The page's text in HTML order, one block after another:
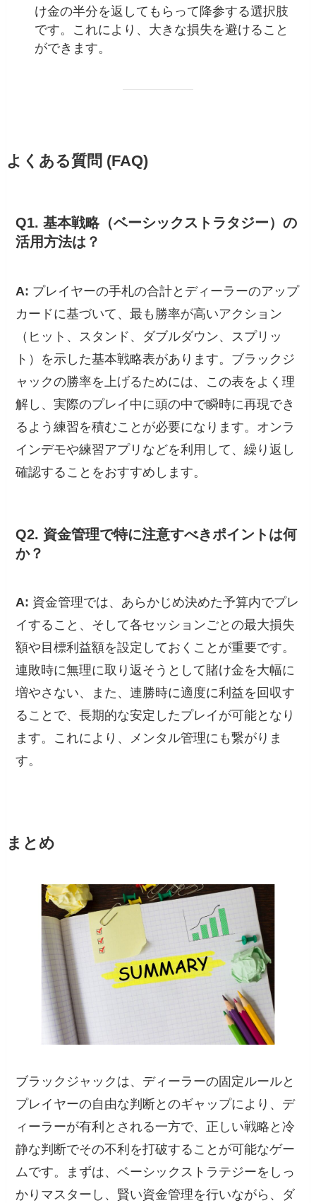
け金の半分を返してもらって降参する選択肢
です。これにより、大きな損失を避けること
ができます。
よくある質問 (FAQ)
Q1. 基本戦略（ベーシックストラタジー）の
活用方法は？
A: プレイヤーの手札の合計とディーラーのアップ
カードに基づいて、最も勝率が高いアクション
（ヒット、スタンド、ダブルダウン、スプリッ
ト）を示した基本戦略表があります。ブラックジ
ャックの勝率を上げるためには、この表をよく理
解し、実際のプレイ中に頭の中で瞬時に再現でき
るよう練習を積むことが必要になります。オンラ
インデモや練習アプリなどを利用して、繰り返し
確認することをおすすめします。
Q2. 資金管理で特に注意すべきポイントは何
か？
A: 資金管理では、あらかじめ決めた予算内でプレ
イすること、そして各セッションごとの最大損失
額や目標利益額を設定しておくことが重要です。
連敗時に無理に取り返そうとして賭け金を大幅に
増やさない、また、連勝時に適度に利益を回収す
ることで、長期的な安定したプレイが可能となり
ます。これにより、メンタル管理にも繋がりま
す。
まとめ
ブラックジャックは、ディーラーの固定ルールと
プレイヤーの自由な判断とのギャップにより、デ
ィーラーが有利とされる一方で、正しい戦略と冷
静な判断でその不利を打破することが可能なゲー
ムです。まずは、ベーシックストラテジーをしっ
かりマスターし、賢い資金管理を行いながら、ダ